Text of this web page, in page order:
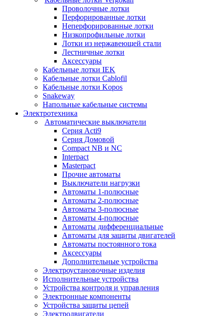
Проволочные лотки
Перфорированные лотки
Неперфорированные лотки
Низкопрофильные лотки
Лотки из нержавеющей стали
Лестничные лотки
Аксессуары
Кабельные лотки IEK
Кабельные лотки Cablofil
Кабельные лотки Kopos
Snakeway
Напольные кабельные системы
Электротехника
Автоматические выключатели
Серия Acti9
Серия Домовой
Compact NB и NC
Interpact
Masterpact
Прочие автоматы
Выключатели нагрузки
Автоматы 1-полюсные
Автоматы 2-полюсные
Автоматы 3-полюсные
Автоматы 4-полюсные
Автоматы дифференциальные
Автоматы для защиты двигателей
Автоматы постоянного тока
Аксессуары
Дополнительные устройства
Электроустановочные изделия
Исполнительные устройства
Устройства контроля и управления
Электронные компоненты
Устройства защиты цепей
Электродвигатели